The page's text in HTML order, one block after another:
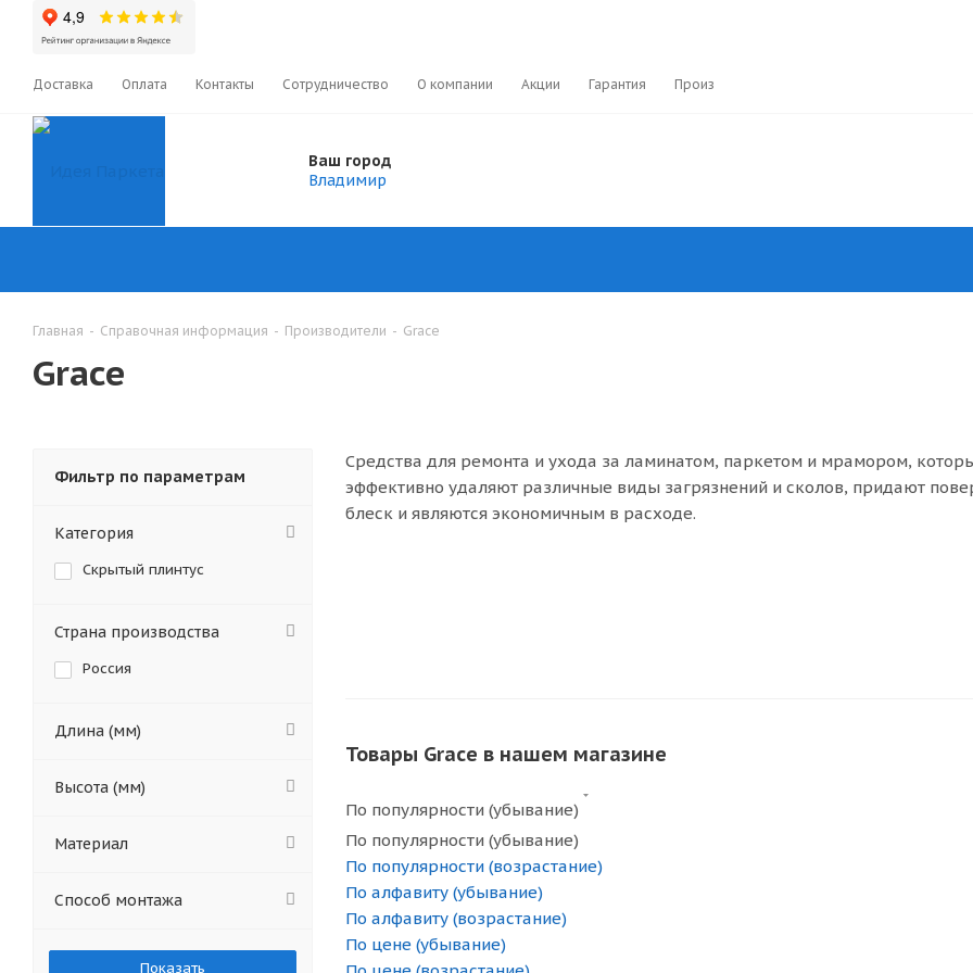
Доставка Оплата Контакты Сотрудничество О компании Акции Гарантия Производители
Ваш город
Владимир
Главная - Справочная информация - Производители - Grace
Grace
Средства для ремонта и ухода за ламинатом, паркетом и мрамором,
эффективно удаляют различные виды загрязнений и сколов, придают
блеск и являются экономичным в расходе.
Товары Grace в нашем магазине
По популярности (убывание)
По популярности (убывание)
По популярности (возрастание)
По алфавиту (убывание)
По алфавиту (возрастание)
По цене (убывание)
Фильтр по параметрам
Категория
Скрытый плинтус
Страна производства
Россия
Длина (мм)
Высота (мм)
Материал
Способ монтажа